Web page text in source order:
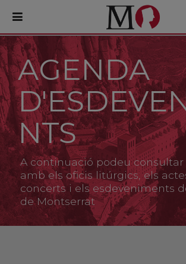
PORTADA
Monestir
Cultura
Actualitat
Fundació
Visita'ns
Ofrenes
AGENDA
NTS
A continuació podeu consultar
amb els oficis litúrgics, els
concerts i els esdeveniments
de Montserrat